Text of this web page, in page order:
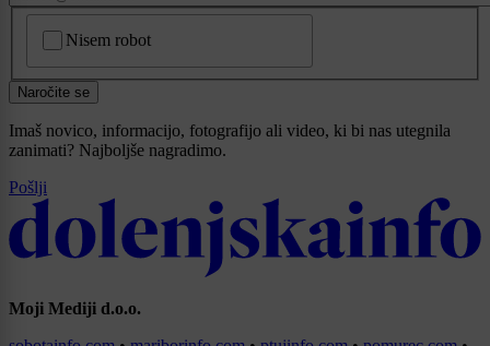
Nisem robot
Naročite se
Imaš novico, informacijo, fotografijo ali video, ki bi nas utegnila
zanimati? Najboljše nagradimo.
Pošlji
Moji Mediji d.o.o.